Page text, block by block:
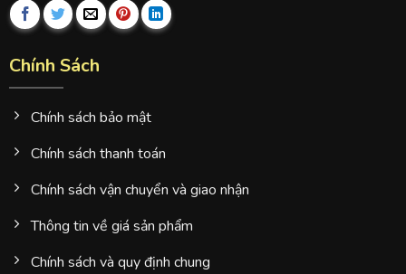
Chính Sách
Chính sách bảo mật
Chính sách thanh toán
Chính sách vận chuyển và giao nhận
Thông tin về giá sản phẩm
Chính sách và quy định chung